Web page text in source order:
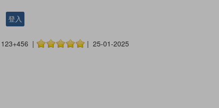
登入
123+456 | | 25-01-2025